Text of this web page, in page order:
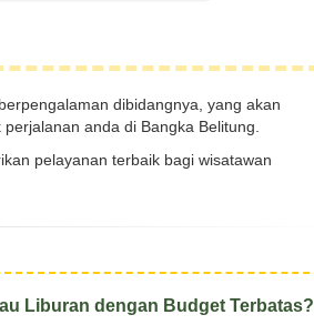
dibidangnya, yang akan
anda di Bangka Belitung.
pelayanan terbaik bagi wisatawan
Liburan dengan Budget Terbatas?